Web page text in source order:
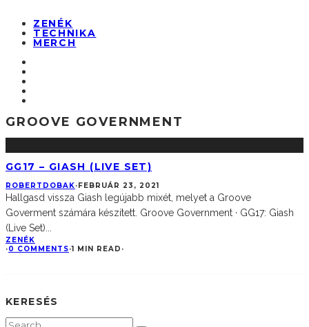
ZENÉK
TECHNIKA
MERCH
GROOVE GOVERNMENT
GG17 – GIASH (LIVE SET)
ROBERTDOBAK·FEBRUÁR 23, 2021
Hallgasd vissza Giash legújabb mixét, melyet a Groove
Goverment számára készített. Groove Government · GG17: Giash
(Live Set)
ZENÉK
·0 COMMENTS·1 MIN READ ·
KERESÉS